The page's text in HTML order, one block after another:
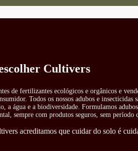
Cultivers
de fertilizantes ecológicos e orgânicos e
Todos os nossos adubos e
a água e a biodiversidade. Formulamos
sempre com produtos seguros, sem período
acreditamos que cuidar do solo é